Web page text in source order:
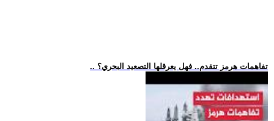
.. تفاهمات هرمز تتقدم.. فهل يعرقلها التصعيد البحري؟